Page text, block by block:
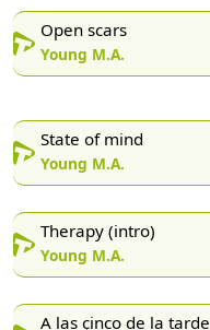
Open scars
Young M.A.
State of mind
Young M.A.
Therapy (intro)
Young M.A.
A las çinco de la tarde